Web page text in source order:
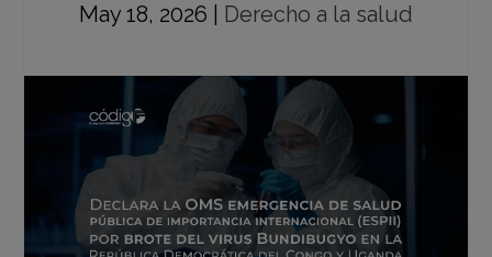
May 18, 2026
Derecho a la salud